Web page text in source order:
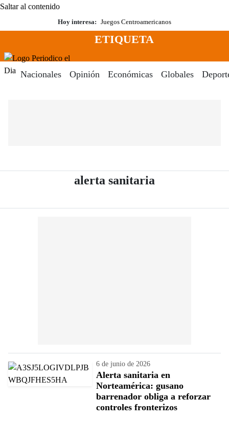
Saltar al contenido
Hoy interesa: Juegos Centroamericanos
Menú
ETIQUETA
Nacionales Opinión Económicas Globales
alerta sanitaria
6 de junio de 2026
Alerta sanitaria en
Norteamérica: gusano
barrenador obliga a reforzar
controles fronterizos